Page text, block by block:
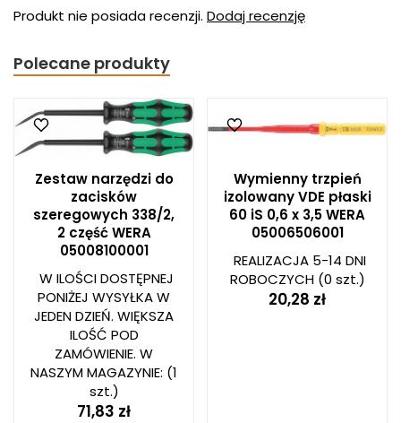
Produkt nie posiada recenzji. Dodaj recenzję
Polecane produkty
Zestaw narzędzi do
zacisków
szeregowych 338/2,
2 część WERA
05008100001
W ILOŚCI DOSTĘPNEJ
PONIŻEJ WYSYŁKA W
JEDEN DZIEŃ. WIĘKSZA
ILOŚĆ POD
ZAMÓWIENIE. W
NASZYM MAGAZYNIE: (1
szt.)
71,83 zł
Wymienny trzpień
izolowany VDE płaski
60 iS 0,6 x 3,5 WERA
05006506001
REALIZACJA 5-14 DNI
ROBOCZYCH(0 szt.)
20,28 zł